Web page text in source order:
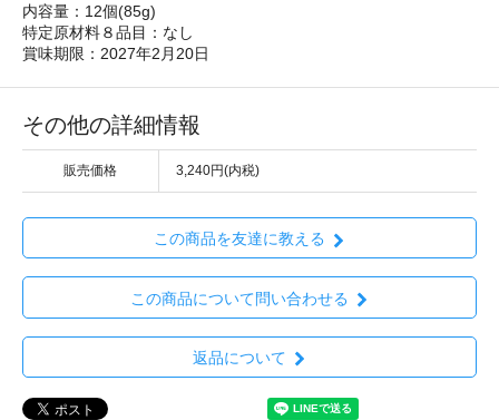
内容量：12個(85g)
特定原材料８品目：なし
賞味期限：2027年2月20日
その他の詳細情報
販売価格 3,240円(内税)
この商品を友達に教える
この商品について問い合わせる
返品について